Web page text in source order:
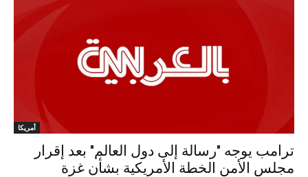
أمريكا
ترامب يوجه "رسالة إلى دول العالم" بعد إقرار
مجلس الأمن الخطة الأمريكية بشأن غزة